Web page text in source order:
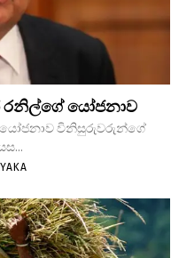
රනිල්ගේ යෝජනාව
යෝජනාව විනිසුරුවරුන්ගේ